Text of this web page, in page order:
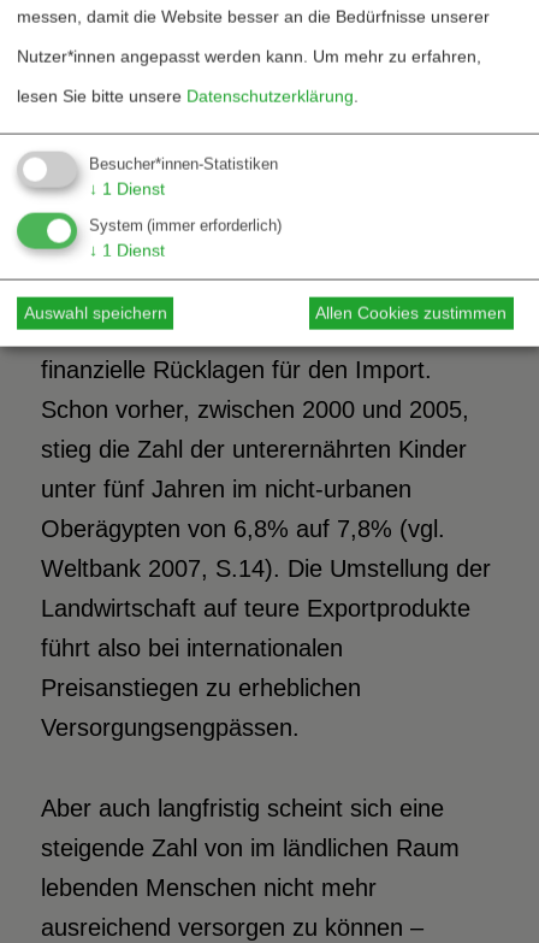
spätestens ab 2007/08 offensichtlich. U.a.
Nahrungsmittelspekulationen lösten eine
weltweite Preissteigerung von Weizen aus
(vgl. Bass 2011, S.30), wodurch auch die
ägyptische Regierung große
Schwierigkeiten hatte, die Bevölkerung zu
ernähren: Die Farmen produzierten nur
noch unzureichende Mengen Weizen, und
der Staat verfügte lediglich über geringe
finanzielle Rücklagen für den Import.
Schon vorher, zwischen 2000 und 2005,
stieg die Zahl der unterernährten Kinder
unter fünf Jahren im nicht-urbanen
Oberägypten von 6,8% auf 7,8% (vgl.
Weltbank 2007, S.14). Die Umstellung der
Landwirtschaft auf teure Exportprodukte
führt also bei internationalen
Preisanstiegen zu erheblichen
Versorgungsengpässen.
Aber auch langfristig scheint sich eine
steigende Zahl von im ländlichen Raum
lebenden Menschen nicht mehr
ausreichend versorgen zu können –
messen, damit die Website besser an die Bedürfnisse unserer
Nutzer*innen angepasst werden kann. Um mehr zu erfahren,
lesen Sie bitte unsere Datenschutzerklärung.
Besucher*innen-Statistiken
↓ 1 Dienst
System (immer erforderlich)
↓ 1 Dienst
Auswahl speichern Allen Cookies zustimmen